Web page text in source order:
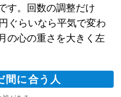
す。回数の調整だけ
ぐらいなら平気で変わ
の心の重さを大きく左
間に合う人